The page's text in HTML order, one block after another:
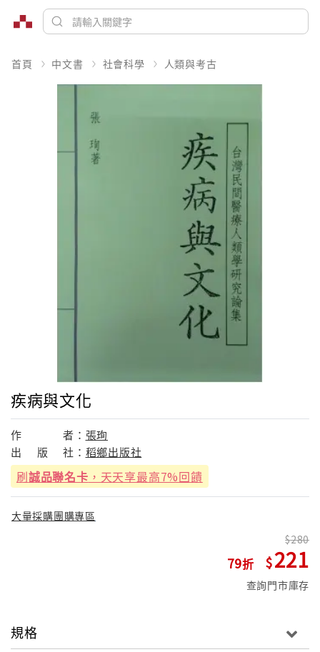
首頁 中文書 社會科學 人類與考古
疾病與文化
作 者： 張珣
出
版 社： 稻鄉出版社
刷誠品聯名卡 ，天天享最高7%回饋
大量採購團購專區
79
280
221
查詢門市庫存
規格